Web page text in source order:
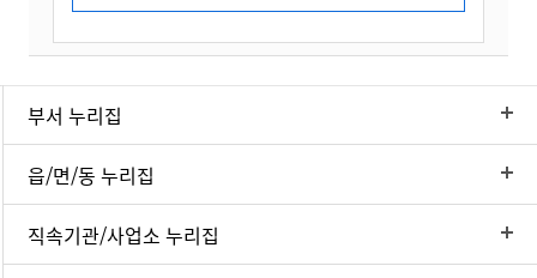
부서 누리집
읍/면/동 누리집
직속기관/사업소 누리집